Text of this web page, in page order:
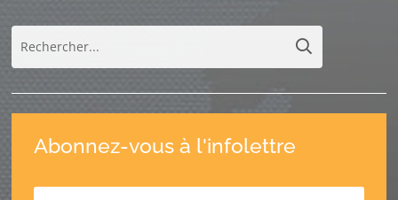
Abonnez-vous à l'infolettre